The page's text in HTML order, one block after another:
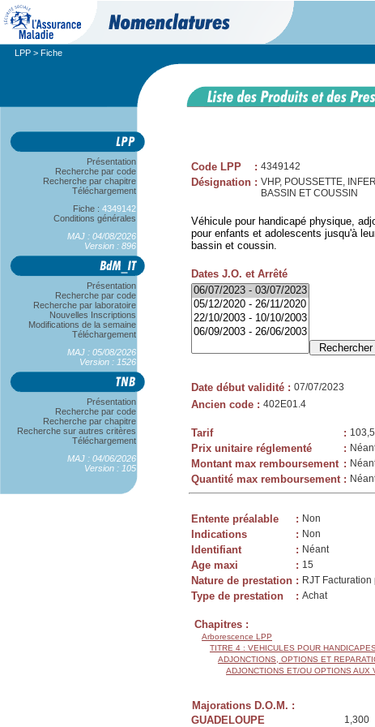
LPP > Fiche
Présentation
Recherche par code
Recherche par chapitre
Téléchargement
Fiche : 4349142
Conditions générales
MAJ : 04/08/2026
Version : 896
Présentation
Recherche par code
Recherche par laboratoire
Nouvelles Inscriptions
Modifications de la semaine
Téléchargement
MAJ : 05/08/2026
Version : 1526
Présentation
Recherche par code
Recherche par chapitre
Recherche sur autres critères
Téléchargement
MAJ : 04/06/2026
Version : 105
Code LPP : 4349142
Désignation : VHP, POUSSETTE,
BASSIN ET COUSSIN
Véhicule pour handicapé physique,
pour enfants et adolescents jusqu'à
bassin et coussin.
Dates J.O. et Arrêté
Date début validité : 07/07/2023
Ancien code : 402E01.4
Tarif :
Prix unitaire réglementé :
Montant max remboursement :
Quantité max remboursement :
Entente préalable : Non
Indications : Non
Identifiant : Néant
Age maxi : 15
Nature de prestation : RJT
Type de prestation : Achat
Chapitres :
Arborescence LPP
TITRE 4 : VEHICULES POUR
ADJONCTIONS, OPTIONS ET
ADJONCTIONS ET/OU OPTIONS AUX
Majorations D.O.M. :
GUADELOUPE
1,300